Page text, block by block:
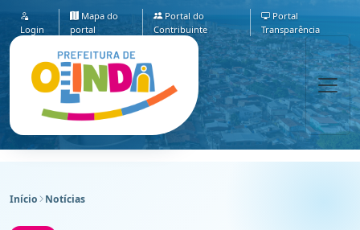
Login
Mapa do
portal
Portal do
Contribuinte
Portal
Transparência
Início Notícias